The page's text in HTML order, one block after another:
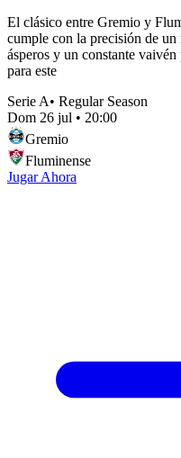
El clásico entre Gremio y
cumple con la precisión de
ásperos y un constante
para este
Serie A• Regular Season
Dom 26 jul • 20:00
Gremio
Fluminense
Jugar Ahora